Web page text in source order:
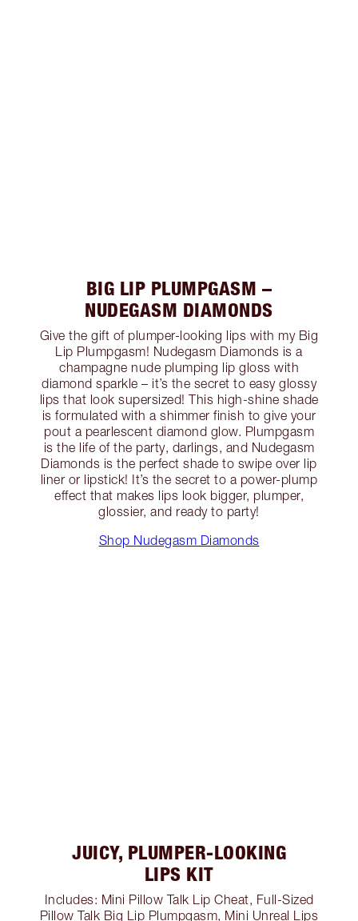
BIG LIP PLUMPGASM –
NUDEGASM DIAMONDS
Give the gift of plumper-looking lips with my Big
Lip Plumpgasm! Nudegasm Diamonds is a
champagne nude plumping lip gloss with
diamond sparkle – it’s the secret to easy glossy
lips that look supersized! This high-shine shade
is formulated with a shimmer finish to give your
pout a pearlescent diamond glow. Plumpgasm
is the life of the party, darlings, and Nudegasm
Diamonds is the perfect shade to swipe over lip
liner or lipstick! It’s the secret to a power-plump
effect that makes lips look bigger, plumper,
glossier, and ready to party!
Shop Nudegasm Diamonds
JUICY, PLUMPER-LOOKING
LIPS KIT
Includes: Mini Pillow Talk Lip Cheat, Full-Sized
Pillow Talk Big Lip Plumpgasm, Mini Unreal Lips